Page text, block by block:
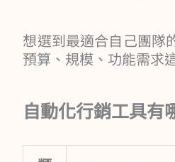
想選到最適合自己團隊
預算、規模、功能需求
自動化行銷工具有